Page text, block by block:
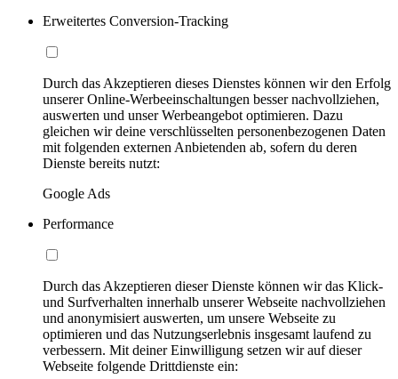
Erweitertes Conversion-Tracking
Durch das Akzeptieren dieses Dienstes können wir den Erfolg
unserer Online-Werbeeinschaltungen besser nachvollziehen,
auswerten und unser Werbeangebot optimieren. Dazu
gleichen wir deine verschlüsselten personenbezogenen Daten
mit folgenden externen Anbietenden ab, sofern du deren
Dienste bereits nutzt:
Google Ads
Performance
Durch das Akzeptieren dieser Dienste können wir das Klick-
und Surfverhalten innerhalb unserer Webseite nachvollziehen
und anonymisiert auswerten, um unsere Webseite zu
optimieren und das Nutzungserlebnis insgesamt laufend zu
verbessern. Mit deiner Einwilligung setzen wir auf dieser
Webseite folgende Drittdienste ein: